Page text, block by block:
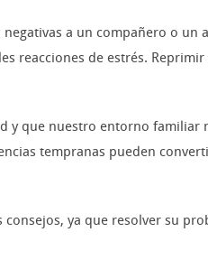
a un compañero o un
reacciones de estrés.
y que nuestro entorno familiar
tempranas pueden
ya que resolver su